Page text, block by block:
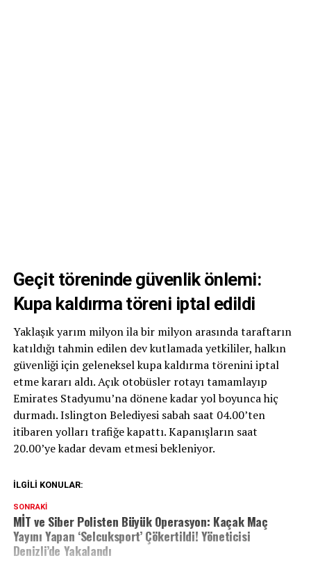
Geçit töreninde güvenlik önlemi:
Kupa kaldırma töreni iptal edildi
Yaklaşık yarım milyon ila bir milyon arasında taraftarın
katıldığı tahmin edilen dev kutlamada yetkililer, halkın
güvenliği için geleneksel kupa kaldırma törenini iptal
etme kararı aldı. Açık otobüsler rotayı tamamlayıp
Emirates Stadyumu’na dönene kadar yol boyunca hiç
durmadı. Islington Belediyesi sabah saat 04.00’ten
itibaren yolları trafiğe kapattı. Kapanışların saat
20.00’ye kadar devam etmesi bekleniyor.
İLGILI KONULAR:
SONRAKI
MİT ve Siber Polisten Büyük Operasyon: Kaçak Maç
Yayını Yapan ‘Selcuksport’ Çökertildi! Yöneticisi
Denizli’de Yakalandı